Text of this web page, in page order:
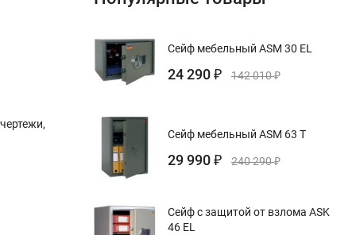
Сейф мебельный ASM 30 EL
24 290 ₽ 142 010₽
Сейф мебельный ASM 63 T
29 990 ₽ 240 290₽
Сейф с защитой от взлома ASK
46 EL